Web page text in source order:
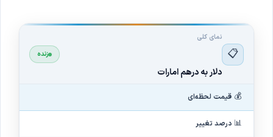
📋
نمای کلی
دلار به درهم امارات
زنده
💰 قیمت لحظه‌ای
📊 درصد تغییر